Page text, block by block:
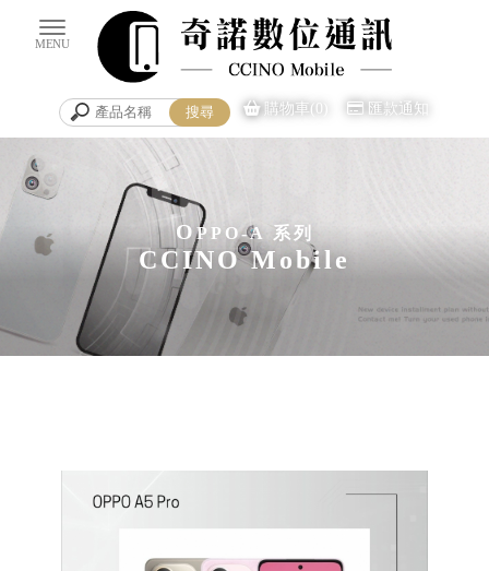
購物車(0) 匯款通知
OPPO-A 系列